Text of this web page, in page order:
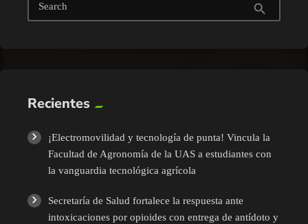
Search search
Recientes
¡Electromovilidad y tecnología de punta! Vincula la
Facultad de Agronomía de la UAS a estudiantes con
la vanguardia tecnológica agrícola
Secretaría de Salud fortalece la respuesta ante
intoxicaciones por opioides con entrega de antídoto y